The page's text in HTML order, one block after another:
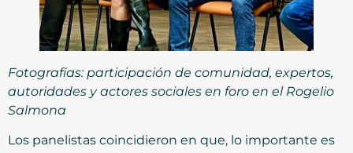
Fotografías: participación de comunidad, expertos,
autoridades y actores sociales en foro en el Rogelio
Salmona
Los panelistas coincidieron en que, lo importante es